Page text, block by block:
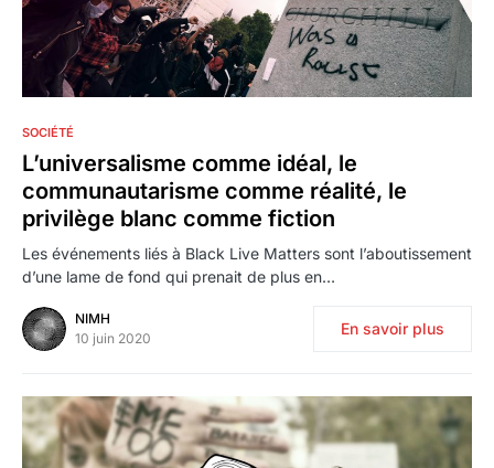
SOCIÉTÉ
L’universalisme comme idéal, le
communautarisme comme réalité, le
privilège blanc comme fiction
Les événements liés à Black Live Matters sont l’aboutissement
d’une lame de fond qui prenait de plus en…
NIMH
10 juin 2020
En savoir plus